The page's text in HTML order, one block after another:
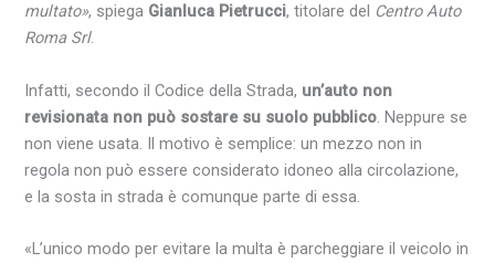
multato», spiega Gianluca Pietrucci, titolare del Centro Auto
Roma Srl.
Infatti, secondo il Codice della Strada, un’auto non
revisionata non può sostare su suolo pubblico. Neppure se
non viene usata. Il motivo è semplice: un mezzo non in
regola non può essere considerato idoneo alla circolazione,
e la sosta in strada è comunque parte di essa.
«L’unico modo per evitare la multa è parcheggiare il veicolo in